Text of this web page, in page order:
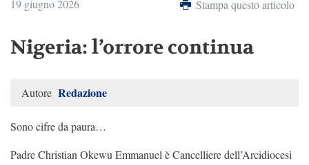
19 giugno 2026 Stampa questo articolo
Nigeria: l’orrore continua
Autore Redazione
Sono cifre da paura…
Padre Christian Okewu Emmanuel è Cancelliere dell’Arcidiocesi